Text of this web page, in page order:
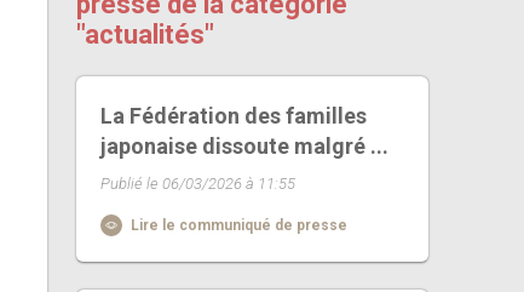
"actualités"
La Fédération des familles
japonaise dissoute malgré ...
Publié le 06/03/2026 à 11:55
Lire le communiqué de presse